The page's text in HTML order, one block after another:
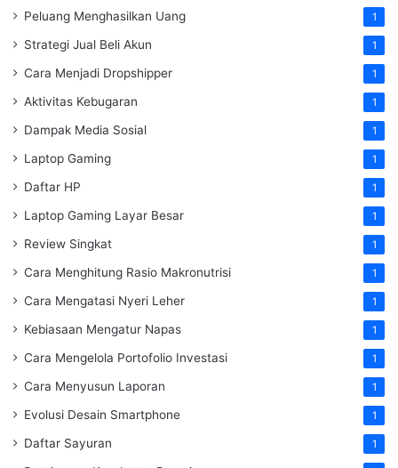
Peluang Menghasilkan Uang 1
Strategi Jual Beli Akun 1
Cara Menjadi Dropshipper 1
Aktivitas Kebugaran 1
Dampak Media Sosial 1
Laptop Gaming 1
Daftar HP 1
Laptop Gaming Layar Besar 1
Review Singkat 1
Cara Menghitung Rasio Makronutrisi 1
Cara Mengatasi Nyeri Leher 1
Kebiasaan Mengatur Napas 1
Cara Mengelola Portofolio Investasi 1
Cara Menyusun Laporan 1
Evolusi Desain Smartphone 1
Daftar Sayuran 1